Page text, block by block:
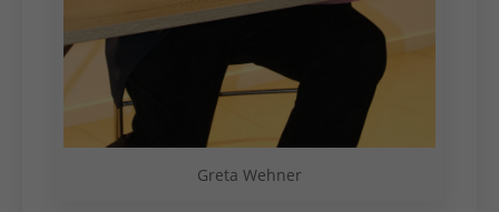
Greta Wehner